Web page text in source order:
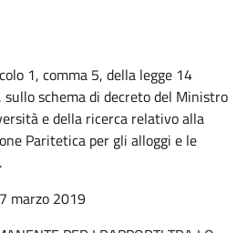
1, comma 5, della legge 14
schema di decreto del Ministro
e della ricerca relativo alla
Paritetica per gli alloggi e le
marzo 2019